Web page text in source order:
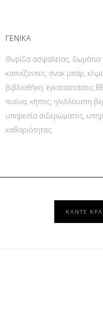
ΓΕΝΙΚΑ
Θυρίδα ασφαλείας, δωμάτια
καπνίζοντες, σνακ μπάρ,
βιβλιοθήκη, εγκαταστάσεις
πισίνα, κήπος, ηλιόλουστη
υπηρεσία σιδερώματος,
καθαριότητας.
ΚΑΝΤΕ